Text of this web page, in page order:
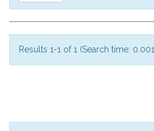
Results 1-1 of 1 (Search time: